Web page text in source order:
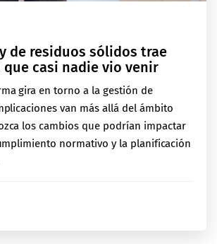
de residuos sólidos trae
casi nadie vio venir
gira en torno a la gestión de
van más allá del ámbito
los cambios que podrían impactar
normativo y la planificación